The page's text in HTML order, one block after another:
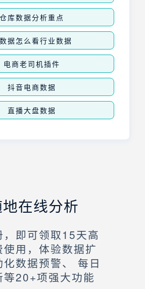
仓库数据分析重点
据怎么看行业数据
电商老司机插件
抖音电商数据
直播大盘数据
在线分析
，即可领取15天高
使用，体验数据扩
化数据预警、 每日
等20+项强大功能